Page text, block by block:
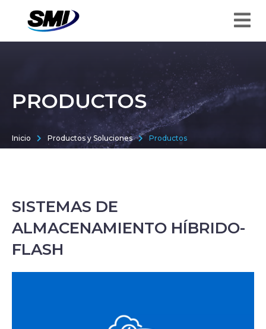
PRODUCTOS
Inicio Productos y Soluciones Productos
SISTEMAS DE
ALMACENAMIENTO HÍBRIDO-
FLASH